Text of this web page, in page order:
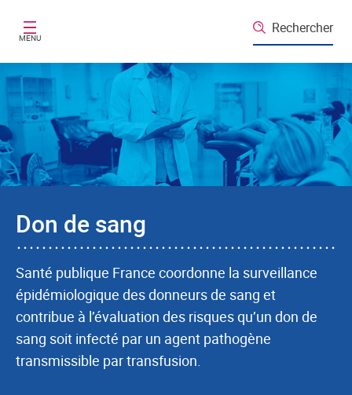
MENU
Rechercher
Don de sang
Santé publique France coordonne la surveillance
épidémiologique des donneurs de sang et
contribue à l’évaluation des risques qu’un don de
sang soit infecté par un agent pathogène
transmissible par transfusion.